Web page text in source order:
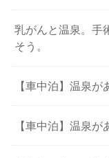
乳がんと温泉。手
そう。
【車中泊】温泉
【車中泊】温泉